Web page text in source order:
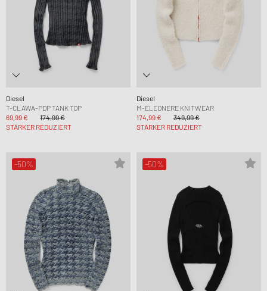
Diesel
T-CLAWA-PDP TANK TOP
69,99 €
174,99 €
STÄRKER REDUZIERT
Diesel
M-ELEONERE KNITWEAR
174,99 €
349,99 €
STÄRKER REDUZIERT
-50% -50%